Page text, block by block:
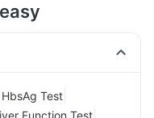
HbsAg Test
Function Test